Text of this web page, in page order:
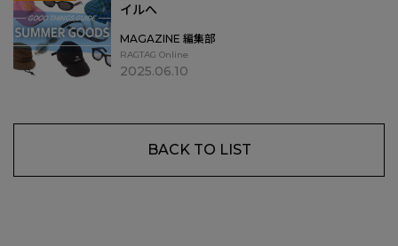
イルへ
MAGAZINE 編集部
RAGTAG Online
2025.06.10
BACK TO LIST